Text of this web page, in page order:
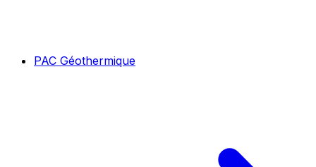
PAC Géothermique